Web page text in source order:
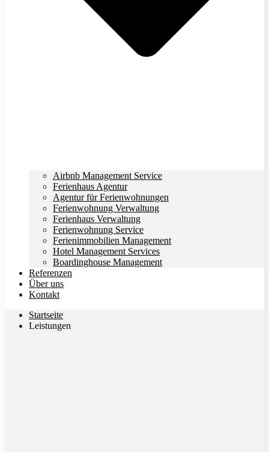
Airbnb Management Service
Ferienhaus Agentur
Agentur für Ferienwohnungen
Ferienwohnung Verwaltung
Ferienhaus Verwaltung
Ferienwohnung Service
Ferienimmobilien Management
Hotel Management Services
Boardinghouse Management
Referenzen
Über uns
Kontakt
Startseite
Leistungen